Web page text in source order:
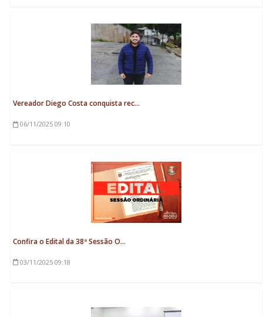
Vereador Diego Costa conquista rec...
06/11/2025 09:10
Confira o Edital da 38ª Sessão O...
03/11/2025 09:18